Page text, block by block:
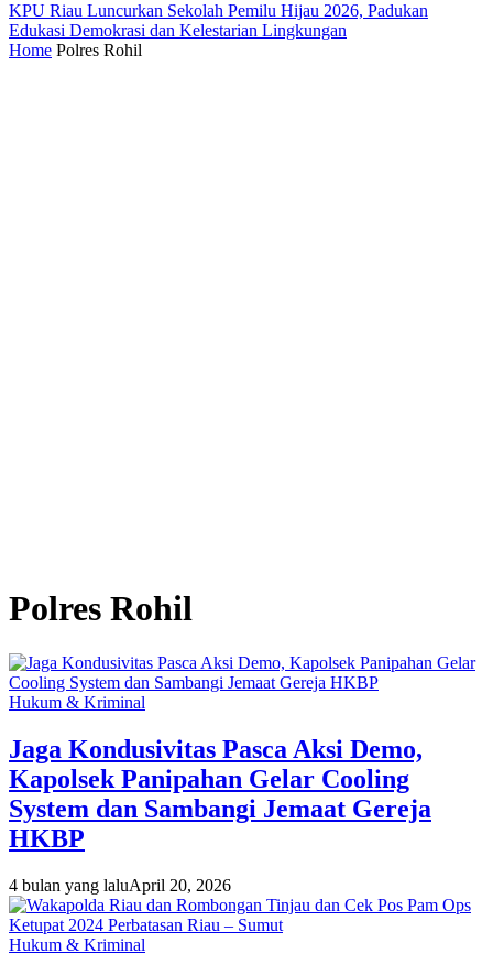
KPU Riau Luncurkan Sekolah Pemilu Hijau 2026, Padukan
Edukasi Demokrasi dan Kelestarian Lingkungan
Home Polres Rohil
Polres Rohil
Hukum & Kriminal
Jaga Kondusivitas Pasca Aksi Demo,
Kapolsek Panipahan Gelar Cooling
System dan Sambangi Jemaat Gereja
HKBP
4 bulan yang laluApril 20, 2026
Hukum & Kriminal